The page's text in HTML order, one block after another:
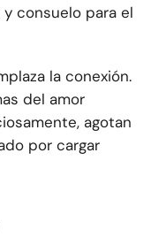
consuelo para el
la conexión.
del amor
agotan
por cargar